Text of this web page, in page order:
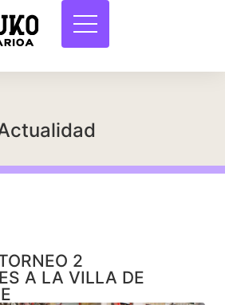
2
A LA VILLA DE